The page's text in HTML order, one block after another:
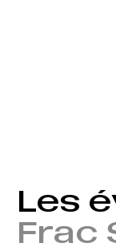
Les
Frac